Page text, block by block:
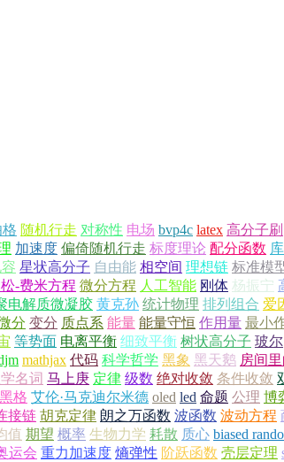
随机行走 对称性 电场 bvp4c latex 高分子刷
加速度 偏倚随机行走 标度理论 配分函数
星状高分子 自由能 相空间 理想链 标准模
-费米方程 微分方程 人工智能 刚体 杨振宁
电解质微凝胶 黄克孙 统计物理 排列组合 爱
分 变分 质点系 能量 能量守恒 作用量 最小
等势面 电离平衡 细致平衡 树状高分子 玻尔
mathjax 代码 科学哲学 黑象 黑天鹅 房间
名词 马上庚 定律 级数 绝对收敛 条件收敛
格 艾伦·马克迪尔米德 oled led 命题 公理 博
接链 胡克定律 朗之万函数 波函数 波动方程
值 期望 概率 生物力学 耗散 质心 biased
运会 重力加速度 熵弹性 阶跃函数 壳层定理